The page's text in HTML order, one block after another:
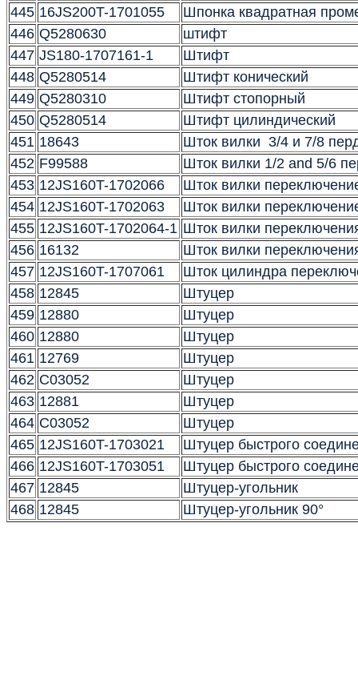
445 16JS200T-1701055
Шпонка квадратная
446 Q5280630
штифт
447 JS180-1707161-1
Штифт
448 Q5280514
Штифт конический
449 Q5280310
Штифт стопорный
450 Q5280514
Штифт цилиндический
451 18643
Шток вилки 3/4 и 7/8
452 F99588
Шток вилки 1/2 and 5/6
453 12JS160T-1702066
Шток вилки
454 12JS160T-1702063
Шток вилки
455 12JS160T-1702064-1 Шток вилки
456 16132
Шток вилки
457 12JS160T-1707061
Шток цилиндра
458 12845
Штуцер
459 12880
Штуцер
460 12880
Штуцер
461 12769
Штуцер
462 C03052
Штуцер
463 12881
Штуцер
464 C03052
Штуцер
465 12JS160T-1703021
Штуцер быстрого
466 12JS160T-1703051
Штуцер быстрого
467 12845
Штуцер-угольник
468 12845 Штуцер-угольник 90°